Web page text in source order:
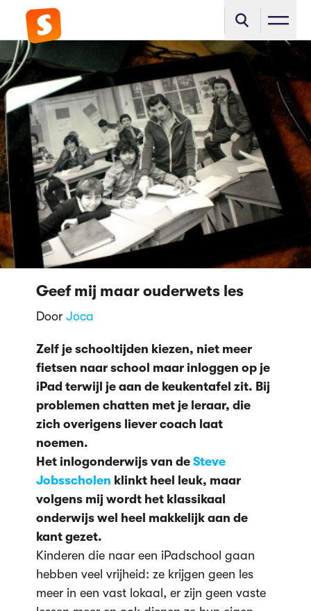
Geef mij maar ouderwets les
Door Joca
Zelf je schooltijden kiezen, niet meer
fietsen naar school maar inloggen op je
iPad terwijl je aan de keukentafel zit. Bij
problemen chatten met je leraar, die
zich overigens liever coach laat
noemen.
Het inlogonderwijs van de Steve
Jobsscholen klinkt heel leuk, maar
volgens mij wordt het klassikaal
onderwijs wel heel makkelijk aan de
kant gezet.
Kinderen die naar een iPadschool gaan
hebben veel vrijheid: ze krijgen geen les
meer in een vast lokaal, er zijn geen vaste